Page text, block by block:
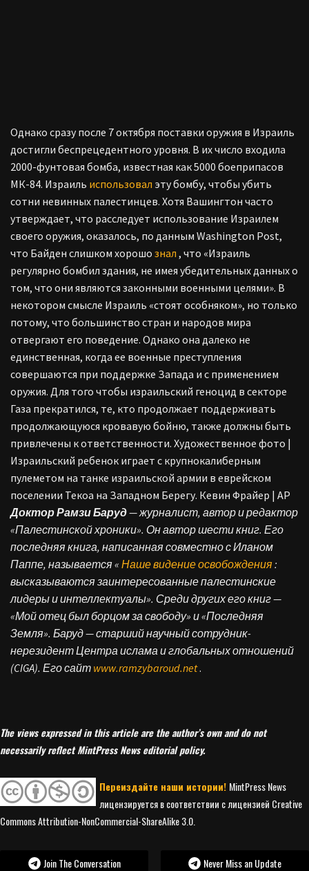
Однако сразу после 7 октября поставки оружия в Израиль
достигли беспрецедентного уровня. В их число входила
2000-фунтовая бомба, известная как 5000 боеприпасов
МК-84. Израиль использовал эту бомбу, чтобы убить
сотни невинных палестинцев. Хотя Вашингтон часто
утверждает, что расследует использование Израилем
своего оружия, оказалось, по данным Washington Post,
что Байден слишком хорошо знал , что «Израиль
регулярно бомбил здания, не имея убедительных данных о
том, что они являются законными военными целями». В
некотором смысле Израиль «стоят особняком», но только
потому, что большинство стран и народов мира
отвергают его поведение. Однако она далеко не
единственная, когда ее военные преступления
совершаются при поддержке Запада и с применением
оружия. Для того чтобы израильский геноцид в секторе
Газа прекратился, те, кто продолжает поддерживать
продолжающуюся кровавую бойню, также должны быть
привлечены к ответственности. Художественное фото |
Израильский ребенок играет с крупнокалиберным
пулеметом на танке израильской армии в еврейском
поселении Текоа на Западном Берегу. Кевин Фрайер | AP
Доктор Рамзи Баруд— журналист, автор и редактор
«Палестинской хроники». Он автор шести книг. Его
последняя книга, написанная совместно с Иланом
Паппе, называется «Наше видение освобождения:
высказываются заинтересованные палестинские
лидеры и интеллектуалы». Среди других его книг —
«Мой отец был борцом за свободу» и «Последняя
Земля». Баруд — старший научный сотрудник-
нерезидент Центра ислама и глобальных отношений
(CIGA). Его сайт www.ramzybaroud.net.
The views expressed in this article are the author’s own and do not
necessarily reflect MintPress News editorial policy.
Переиздайте наши истории! MintPress News
лицензируется в соответствии с лицензией Creative
Commons Attribution-NonCommercial-ShareAlike 3.0.
Join The Conversation Never Miss an Update